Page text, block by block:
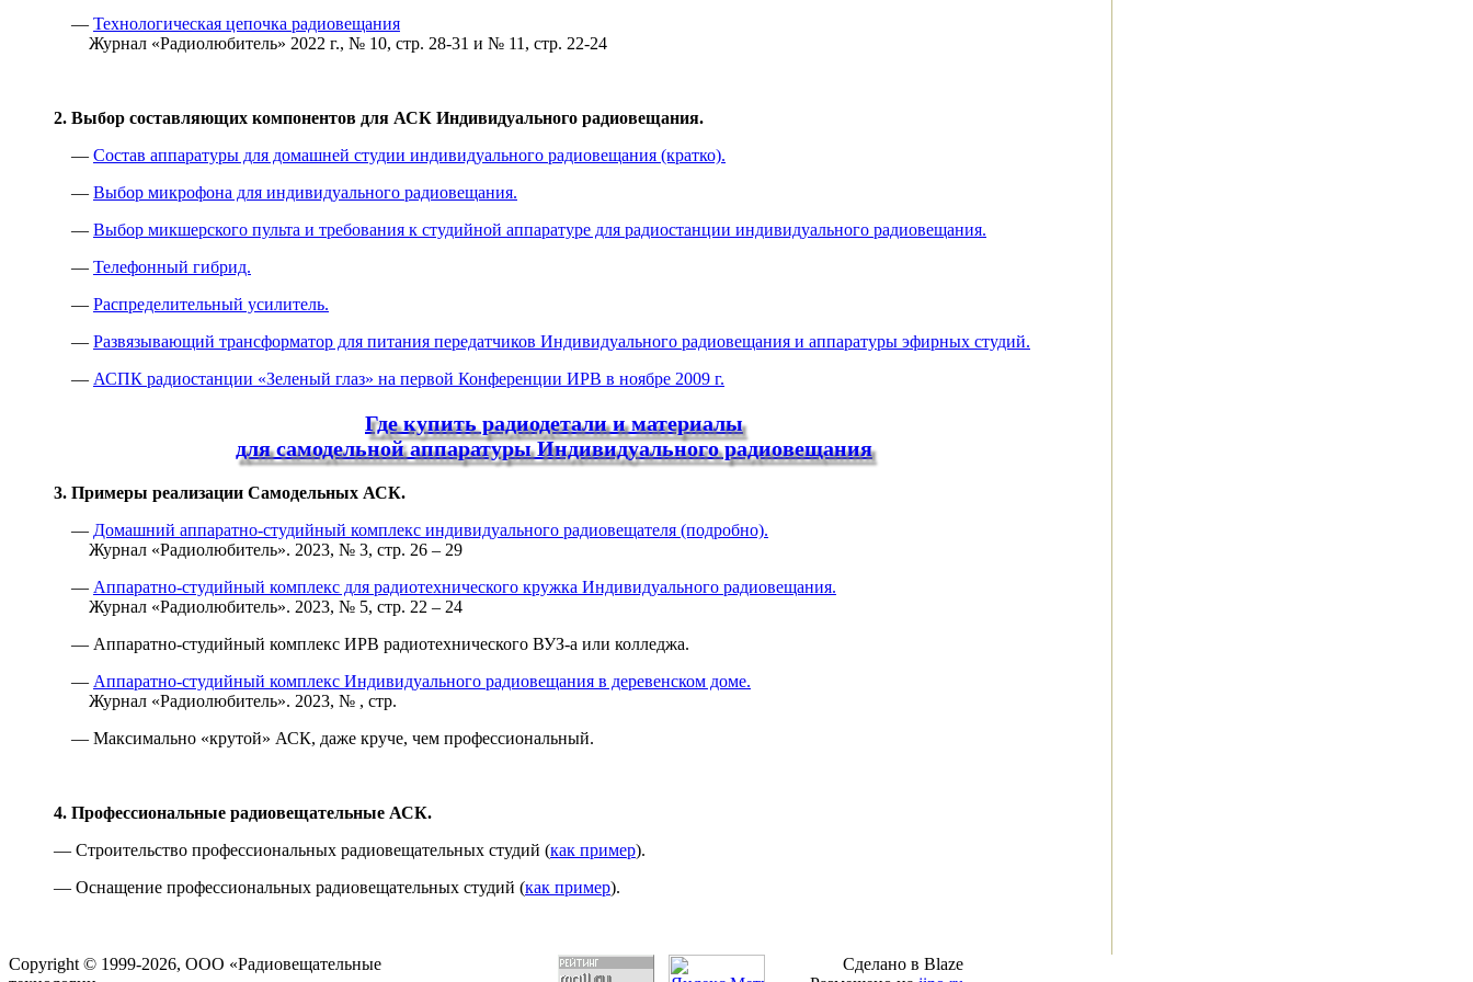
— Технологическая цепочка радиовещания
Журнал «Радиолюбитель» 2022 г., № 10, стр. 28-31 и № 11, стр. 22-24
2. Выбор составляющих компонентов для АСК Индивидуального радиовещания.
— Состав аппаратуры для домашней студии индивидуального радиовещания (кратко).
— Выбор микрофона для индивидуального радиовещания.
— Выбор микшерского пульта и требования к студийной аппаратуре для радиостанции индивидуального радиовещания.
— Телефонный гибрид.
— Распределительный усилитель.
— Развязывающий трансформатор для питания передатчиков Индивидуального радиовещания и аппаратуры эфирных студий.
— АСПК радиостанции «Зеленый глаз» на первой Конференции ИРВ в ноябре 2009 г.
Где купить радиодетали и материалы
для самодельной аппаратуры Индивидуального радиовещания
3. Примеры реализации Самодельных АСК.
— Домашний аппаратно-студийный комплекс индивидуального радиовещателя (подробно).
Журнал «Радиолюбитель». 2023, № 3, стр. 26 – 29
— Аппаратно-студийный комплекс для радиотехнического кружка Индивидуального радиовещания.
Журнал «Радиолюбитель». 2023, № 5, стр. 22 – 24
— Аппаратно-студийный комплекс ИРВ радиотехнического ВУЗ-а или колледжа.
— Аппаратно-студийный комплекс Индивидуального радиовещания в деревенском доме.
Журнал «Радиолюбитель». 2023, № , стр.
— Максимально «крутой» АСК, даже круче, чем профессиональный.
4. Профессиональные радиовещательные АСК.
— Строительство профессиональных радиовещательных студий (как пример).
— Оснащение профессиональных радиовещательных студий (как пример).
Copyright © 1999-2026, ООО «Радиовещательные
Сделано в Blaze